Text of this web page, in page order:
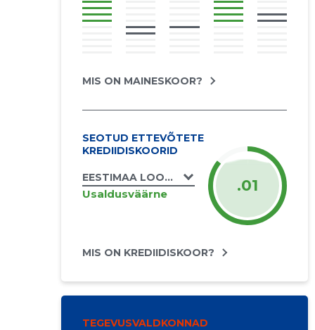
MIS ON MAINESKOOR?
SEOTUD ETTEVÕTETE
KREDIIDISKOORID
EESTIMAA LOODUSE FOND SA
Usaldusväärne .01
MIS ON KREDIIDISKOOR?
TEGEVUSVALDKONNAD